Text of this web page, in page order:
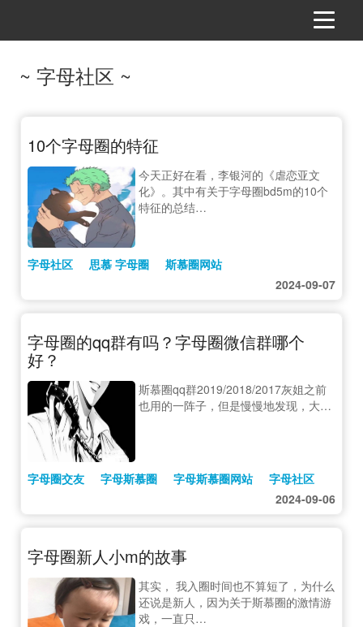
~ 字母社区 ~
10个字母圈的特征
今天正好在看，李银河的《虐恋亚文
化》。其中有关于字母圈bd5m的10个
特征的总结…
字母社区 思慕 字母圈
斯慕圈网站
2024-09-07
字母圈的qq群有吗？字母圈微信群哪个
好？
斯慕圈qq群2019/2018/2017灰姐之前
也用的一阵子，但是慢慢地发现，大…
字母圈交友 字母斯慕圈 字母斯慕圈网站
字母社区
2024-09-06
字母圈新人小m的故事
其实， 我入圈时间也不算短了，为什么
还说是新人，因为关于斯慕圈的激情游
戏，一直只…